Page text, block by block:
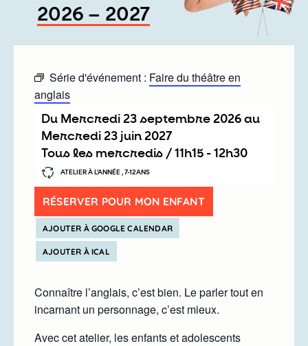
2026 – 2027
Série d'événement : Faire du théâtre en
anglais
Du mercredi 23 septembre 2026au
mercredi 23 juin 2027
Tous les mercredis / 11h15 - 12h30
ATELIER À L’ANNÉE , 7-12ANS
RÉSERVER POUR MON ENFANT
AJOUTER À GOOGLE CALENDAR
AJOUTER À ICAL
Connaître l’anglais, c’est bien. Le parler tout en
incarnant un personnage, c’est mieux.
Avec cet atelier, les enfants et adolescents